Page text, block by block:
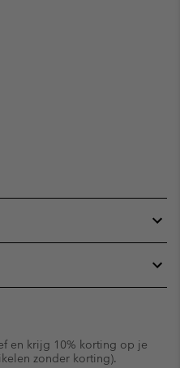
en krijg 10% korting op je
zonder korting).